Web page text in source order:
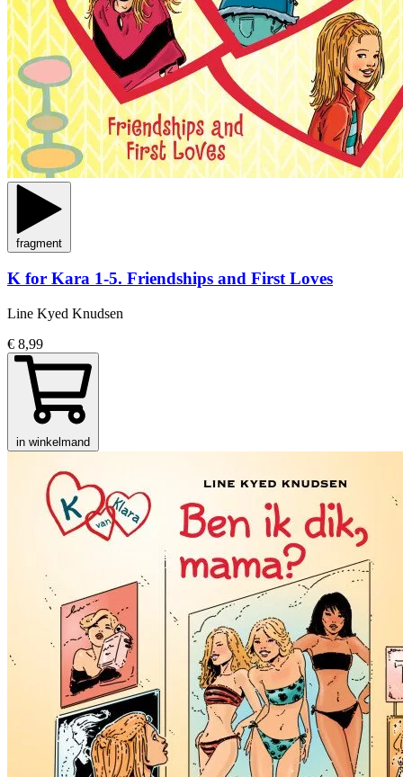
fragment
K for Kara 1-5. Friendships and First Loves
Line Kyed Knudsen
€ 8,99
in winkelmand